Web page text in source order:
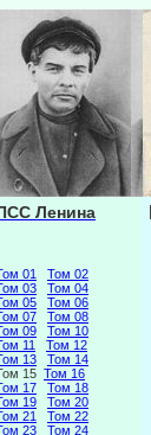
Ленина
01
Том 02
03
Том 04
05
Том 06
07
Том 08
09
Том 10
11
Том 12
13
Том 14
15 Том 16
17
Том 18
19
Том 20
21
Том 22
23
Том 24